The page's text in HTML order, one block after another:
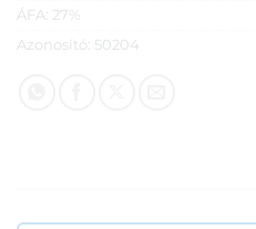
ÁFA: 27%
Azonosító: 50204